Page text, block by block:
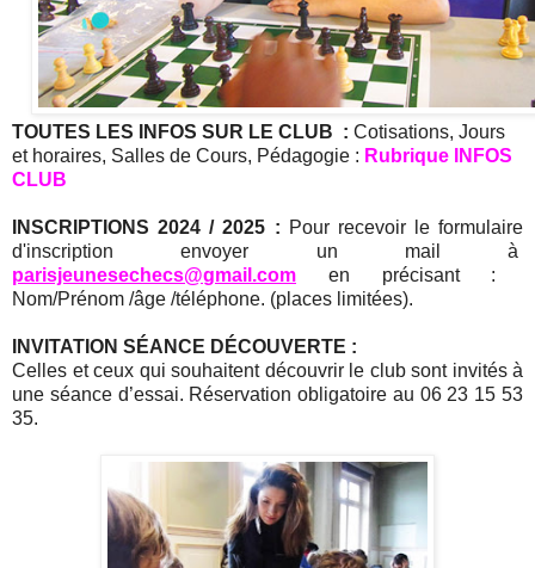
TOUTES LES INFOS SUR LE CLUB : Cotisations, Jours
et horaires, Salles de Cours, Pédagogie : Rubrique INFOS
CLUB
INSCRIPTIONS 2024 / 2025 : Pour recevoir le formulaire
d'inscription envoyer un mail à
parisjeunesechecs@gmail.com en précisant :
Nom/Prénom /âge /téléphone. (places limitées).
INVITATION SÉANCE DÉCOUVERTE :
Celles et ceux qui souhaitent découvrir le club sont invités à
une séance d’essai. Réservation obligatoire au 06 23 15 53
35.